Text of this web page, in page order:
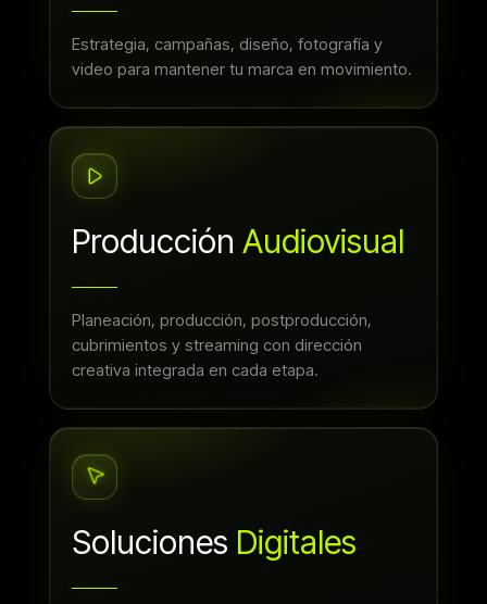
Estrategia, campañas, diseño, fotografía y
video para mantener tu marca en movimiento.
Producción Audiovisual
Planeación, producción, postproducción,
cubrimientos y streaming con dirección
creativa integrada en cada etapa.
Soluciones Digitales